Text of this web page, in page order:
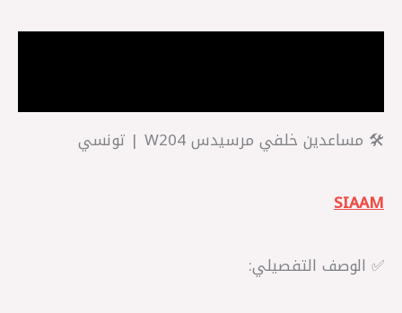
🛠️ مساعدين خلفي مرسيدس W204 | تونسي
SIAAM
✅ الوصف التفصيلي: